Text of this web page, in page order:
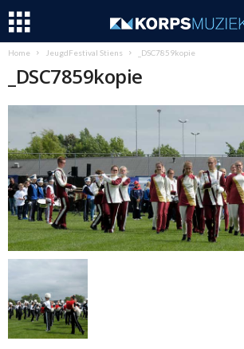
Home JeugdFestival Stiens _DSC7859kopie
_DSC7859kopie